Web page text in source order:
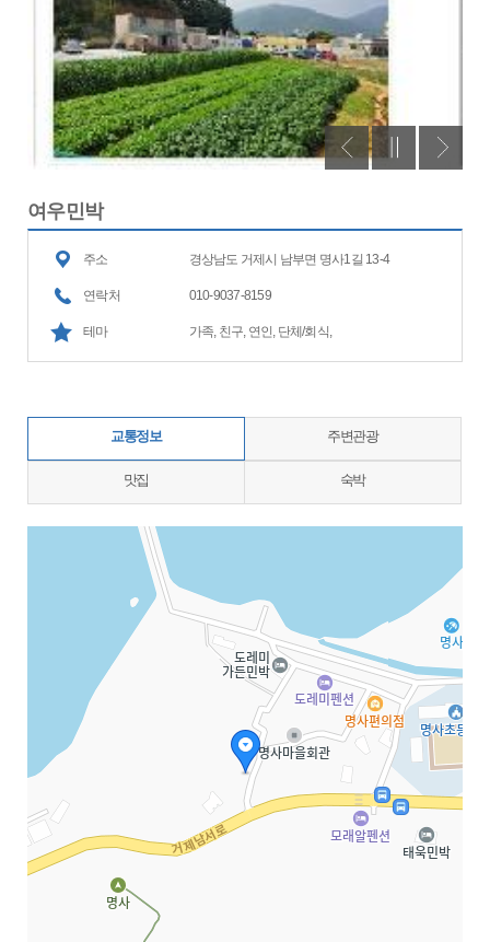
여우민박
주소 경상남도 거제시 남부면 명사1길 13-4
연락처 010-9037-8159
테마 가족, 친구, 연인, 단체/회식,
교통정보 주변관광
맛집 숙박
지도삽입 (가로100%)